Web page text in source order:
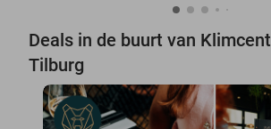
Deals in de buurt van
Tilburg